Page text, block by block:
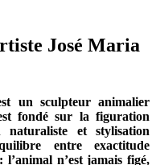
José Maria
un sculpteur animalier
fondé sur la figuration
naturaliste et stylisation
entre exactitude
n’est jamais figé,